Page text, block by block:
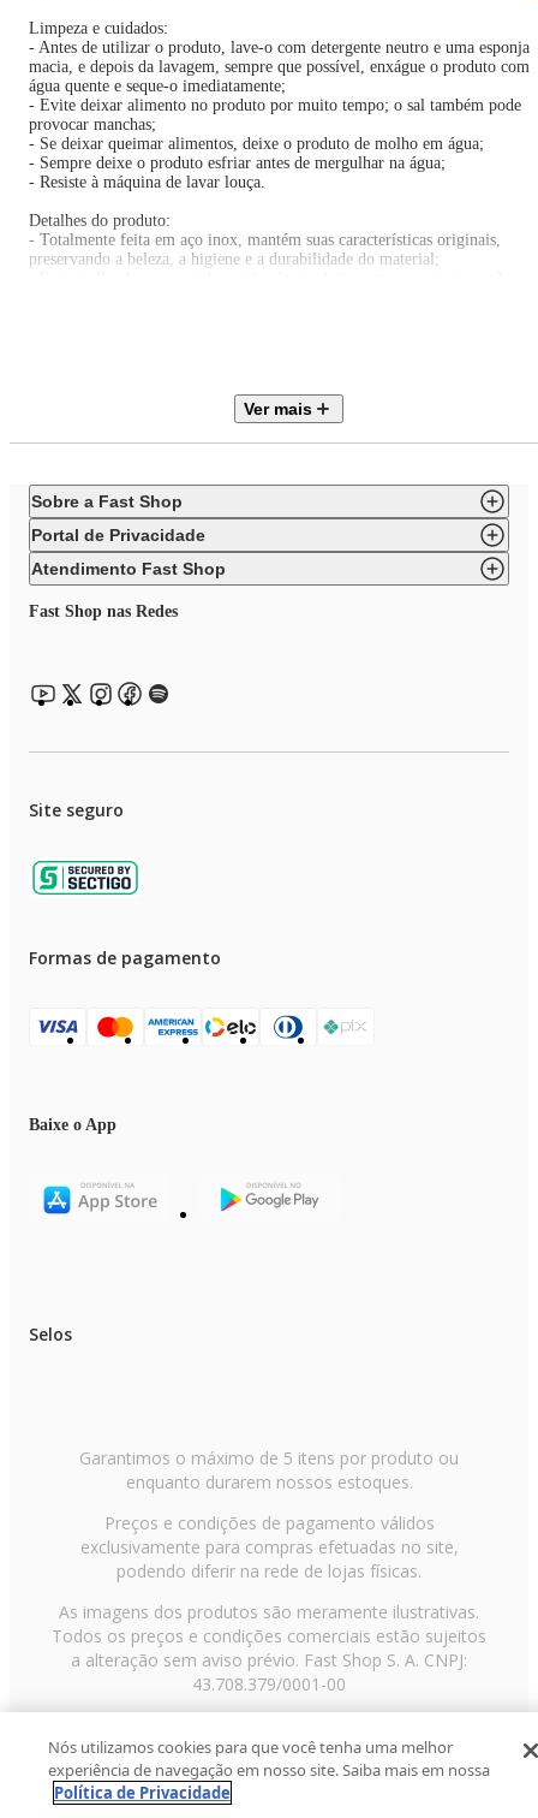
Limpeza e cuidados:
- Antes de utilizar o produto, lave-o com detergente neutro e uma esponja
macia, e depois da lavagem, sempre que possível, enxágue o produto com
água quente e seque-o imediatamente;
- Evite deixar alimento no produto por muito tempo; o sal também pode
provocar manchas;
- Se deixar queimar alimentos, deixe o produto de molho em água;
- Sempre deixe o produto esfriar antes de mergulhar na água;
- Resiste à máquina de lavar louça.
Detalhes do produto:
- Totalmente feita em aço inox, mantém suas características originais,
preservando a beleza, a higiene e a durabilidade do material;
grelhar legumes, carnes ou hambúrgueres, garantindo maior praticidade
suas preparações no fogo! Desenvolvida totalmente em aço inox, esta
Ver mais
Sobre a Fast Shop
Portal de Privacidade
Atendimento Fast Shop
Fast Shop nas Redes
Site seguro
Formas de pagamento
Baixe o App
Selos
Garantimos o máximo de 5 itens por produto ou
enquanto durarem nossos estoques.
Preços e condições de pagamento válidos
exclusivamente para compras efetuadas no site,
podendo diferir na rede de lojas físicas.
As imagens dos produtos são meramente ilustrativas.
Todos os preços e condições comerciais estão sujeitos
a alteração sem aviso prévio. Fast Shop S. A. CNPJ:
43.708.379/0001-00
Paulo/SP, CEP 02029-001, Telefone: 11 3003-3728 ©
2013 Fast Shop - Todos os direitos reservadosRF
Nós utilizamos cookies para que você tenha uma melhor
experiência de navegação em nosso site. Saiba mais em nossa
Política de Privacidade